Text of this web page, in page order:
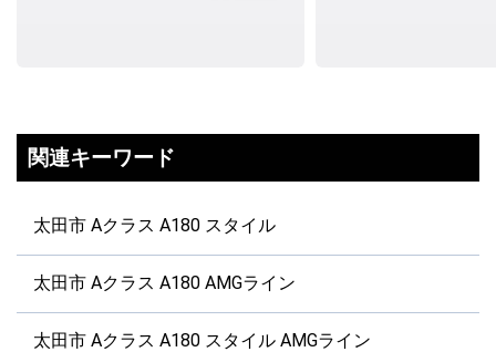
関連キーワード
太田市 Aクラス A180 スタイル
太田市 Aクラス A180 AMGライン
太田市 Aクラス A180 スタイル AMGライン